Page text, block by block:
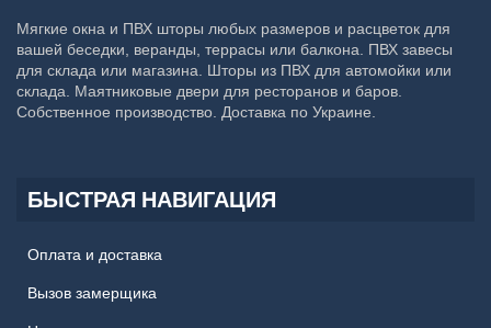
Мягкие окна и ПВХ шторы любых размеров и расцветок для
вашей беседки, веранды, террасы или балкона. ПВХ завесы
для склада или магазина. Шторы из ПВХ для автомойки или
склада. Маятниковые двери для ресторанов и баров.
Собственное производство. Доставка по Украине.
БЫСТРАЯ НАВИГАЦИЯ
Оплата и доставка
Вызов замерщика